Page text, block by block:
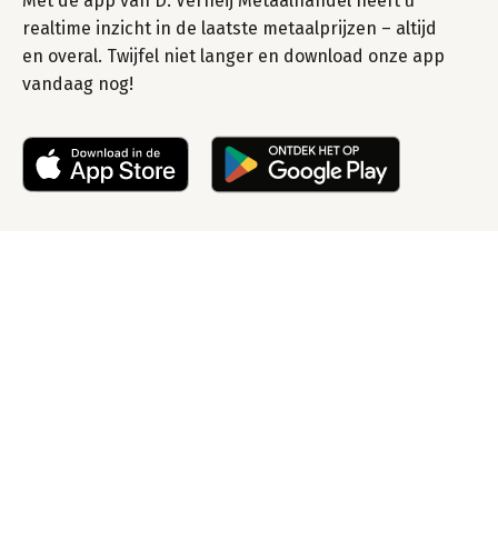
realtime inzicht in de laatste metaalprijzen – altijd
en overal. Twijfel niet langer en download onze app
vandaag nog!